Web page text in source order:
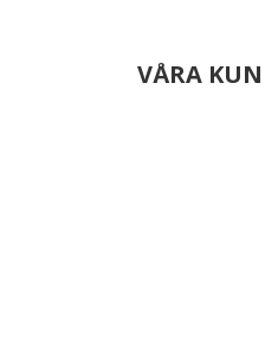
VÅRA